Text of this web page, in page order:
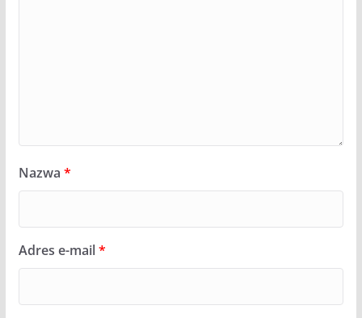
Nazwa *
Adres e-mail*